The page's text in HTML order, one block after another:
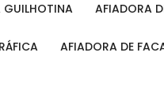
GUILHOTINA AFIADORA
AFIADORA DE